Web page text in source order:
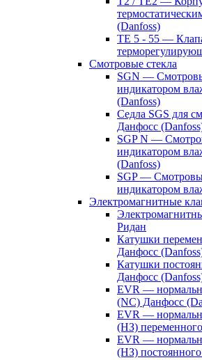
(Danfoss)
TE 5 - 55 —
Смотровые стекла
SGN —
индикатором
(Danfoss)
Седла SGS для
Данфосс
SGP N —
индикатором
(Danfoss)
SGP —
индикатором
Электромагнитные
Ридан
Катушки
Данфосс
Катушки
Данфосс
EVR —
(NC) Данфосс
EVR —
(НЗ)
EVR —
(НЗ)